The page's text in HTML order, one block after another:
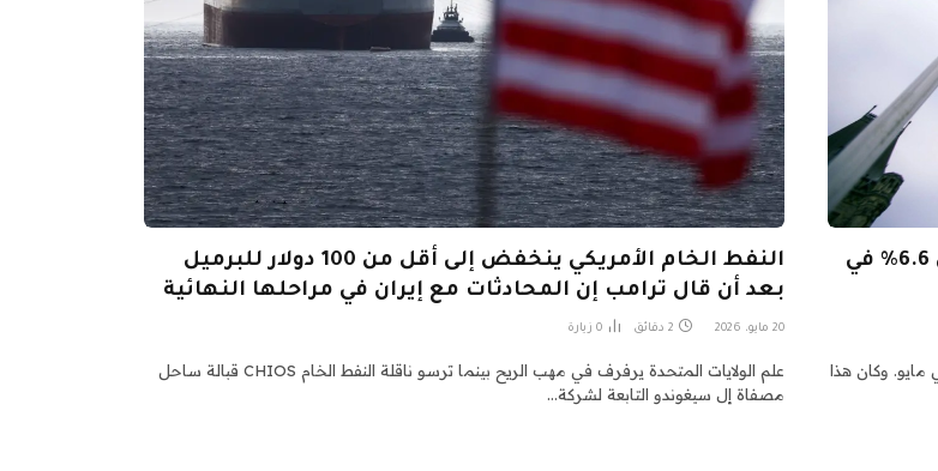
معدل البطالة في كندا ينخفض ​​بشكل غير متوقع إلى 6.6% في
العمل في البلاد أضافوا 87800 وظيفة في مايو. وكان هذا
النفط الخام الأمريكي ينخفض ​​إلى أقل من 100 دولار للبرميل
بعد أن قال ترامب إن المحادثات مع إيران في مراحلها النهائية
20 مايو، 2026 2 دقائق 0 زيارة
علم الولايات المتحدة يرفرف في مهب الريح بينما ترسو ناقلة النفط الخام CHIOS قبالة ساحل
مصفاة إل سيغوندو التابعة لشركة…